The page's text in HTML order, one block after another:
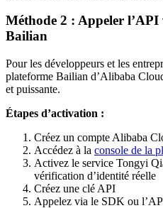
Méthode 2 : Appeler
Bailian
Pour les développeurs et les
plateforme Bailian d’Alibaba
et puissante.
Étapes d’activation :
Créez un compte Alibaba
Accédez à la console de la
Activez le service Tongyi
vérification d’identité réelle
Créez une clé API
Appelez via le SDK ou